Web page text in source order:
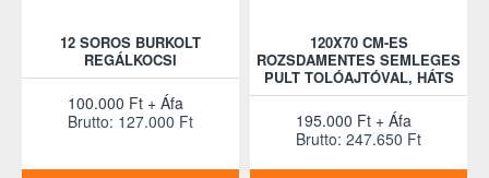
12 SOROS BURKOLT
REGÁLKOCSI
100.000 Ft + Áfa
Brutto: 127.000 Ft
120X70 CM-ES
ROZSDAMENTES SEMLEGES
PULT TOLÓAJTÓVAL, HÁTS
195.000 Ft + Áfa
Brutto: 247.650 Ft